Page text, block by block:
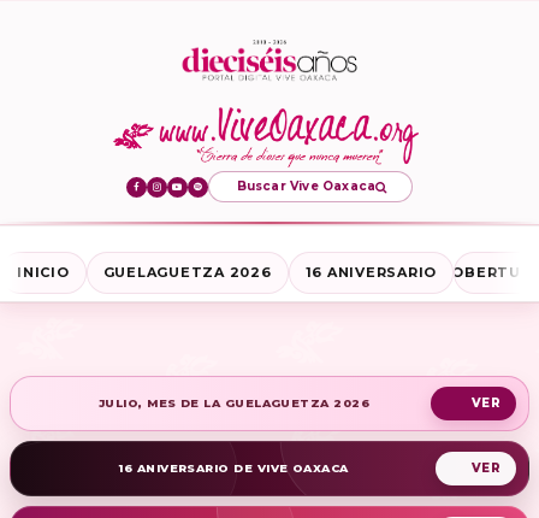
Buscar Vive Oaxaca
INICIO GUELAGUETZA 2026 16 ANIVERSARIO
JULIO, MES DE LA GUELAGUETZA 2026
16 ANIVERSARIO DE VIVE OAXACA